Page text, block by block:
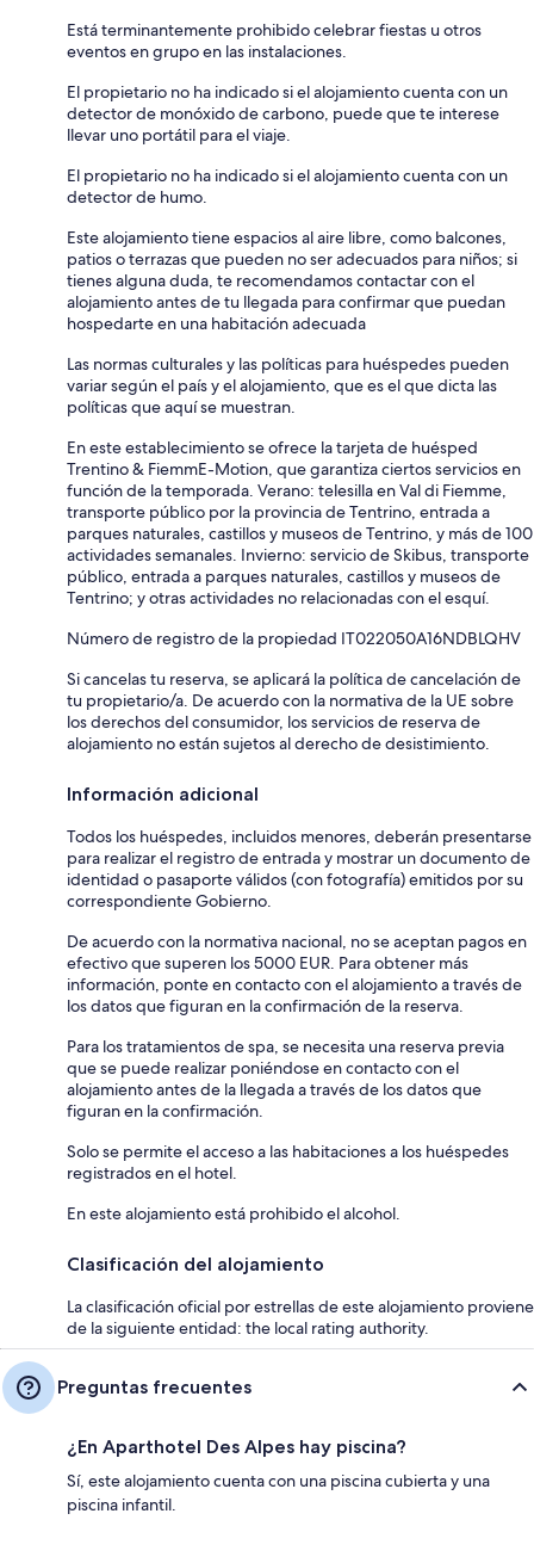
Está terminantemente prohibido celebrar fiestas u otros
eventos en grupo en las instalaciones.
El propietario no ha indicado si el alojamiento cuenta con un
detector de monóxido de carbono, puede que te interese
llevar uno portátil para el viaje.
El propietario no ha indicado si el alojamiento cuenta con un
detector de humo.
Este alojamiento tiene espacios al aire libre, como balcones,
patios o terrazas que pueden no ser adecuados para niños; si
tienes alguna duda, te recomendamos contactar con el
alojamiento antes de tu llegada para confirmar que puedan
hospedarte en una habitación adecuada
Las normas culturales y las políticas para huéspedes pueden
variar según el país y el alojamiento, que es el que dicta las
políticas que aquí se muestran.
En este establecimiento se ofrece la tarjeta de huésped
Trentino & FiemmE-Motion, que garantiza ciertos servicios en
función de la temporada. Verano: telesilla en Val di Fiemme,
transporte público por la provincia de Tentrino, entrada a
parques naturales, castillos y museos de Tentrino, y más de 100
actividades semanales. Invierno: servicio de Skibus, transporte
público, entrada a parques naturales, castillos y museos de
Tentrino; y otras actividades no relacionadas con el esquí.
Número de registro de la propiedad IT022050A16NDBLQHV
Si cancelas tu reserva, se aplicará la política de cancelación de
tu propietario/a. De acuerdo con la normativa de la UE sobre
los derechos del consumidor, los servicios de reserva de
alojamiento no están sujetos al derecho de desistimiento.
Información adicional
Todos los huéspedes, incluidos menores, deberán presentarse
para realizar el registro de entrada y mostrar un documento de
identidad o pasaporte válidos (con fotografía) emitidos por su
correspondiente Gobierno.
De acuerdo con la normativa nacional, no se aceptan pagos en
efectivo que superen los 5000 EUR. Para obtener más
información, ponte en contacto con el alojamiento a través de
los datos que figuran en la confirmación de la reserva.
Para los tratamientos de spa, se necesita una reserva previa
que se puede realizar poniéndose en contacto con el
alojamiento antes de la llegada a través de los datos que
figuran en la confirmación.
Solo se permite el acceso a las habitaciones a los huéspedes
registrados en el hotel.
En este alojamiento está prohibido el alcohol.
Clasificación del alojamiento
La clasificación oficial por estrellas de este alojamiento proviene
de la siguiente entidad: the local rating authority.
Preguntas frecuentes
¿En Aparthotel Des Alpes hay piscina?
Sí, este alojamiento cuenta con una piscina cubierta y una
piscina infantil.